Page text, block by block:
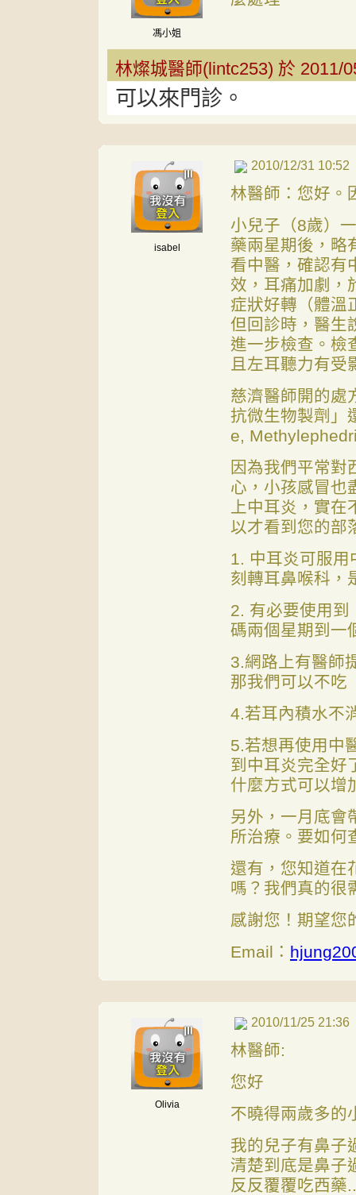
馮小姐
林燦城醫師(lintc253) 於 2011/
可以來門診。
isabel
2010/12/31 10:52
林醫師：您好。
小兒子（8歲）
藥兩星期後，略
看中醫，確認有
效，耳痛加劇，
症狀好轉（體溫
但回診時，醫生
進一步檢查。檢
且左耳聽力有
慈濟醫師開的處
抗微生物製劑」
e,
因為我們平常對
心，小孩感冒也
上中耳炎，實
以才看到您的部
1. 中耳炎可服用
刻轉耳鼻喉科，
2. 有必要使用到
碼兩個星期到一
3.網路上有醫師
那我們可以不吃
4.若耳內積水不
5.若想再使用中
到中耳炎完全好
什麼方式可以增
另外，一月底會
所治療。要如何
還有，您知道在
嗎？我們真的很
感謝您！期望您
Email：
Olivia
2010/11/25 21:36
林醫師:
您好
不曉得兩歲多的
我的兒子有鼻子
清楚到底是鼻子
反反覆覆吃西藥